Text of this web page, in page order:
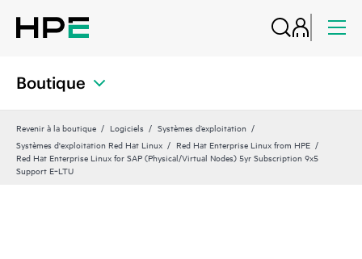
Boutique
Revenir à la boutique Logiciels
Systèmes d’exploitation
Systèmes d'exploitation Red Hat Linux
Red Hat Enterprise Linux from HPE
Red Hat Enterprise Linux for SAP (Physical/Virtual Nodes) 5yr Subscription 9x5
Support E‑LTU